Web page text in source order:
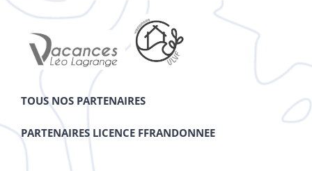
TOUS NOS PARTENAIRES
PARTENAIRES LICENCE FFRANDONNEE